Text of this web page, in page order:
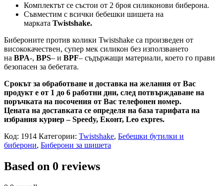
Комплектът се състои от 2 броя силиконови биберона.
Съвместим с всички бебешки шишета на
марката Twistshake.
Бибероните против колики Twistshake са произведен от
висококачествен, супер мек силикон без използването
на BPA-, BPS– и BPF– съдържащи материали, което го прави
безопасен за бебетата.
Срокът за обработване и доставка на желания от Вас
продукт е от 1 до 6 работни дни, след потвърждаване на
поръчката на посочения от Вас телефонен номер.
Цената на доставката се определя на база тарифата на
избрания куриер – Speedy, Еконт, Leo expres.
Код: 1914 Категории: Twistshake, Бебешки бутилки и
биберони, Биберони за шишета
Based on 0 reviews